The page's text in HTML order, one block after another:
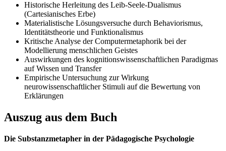
Historische Herleitung des Leib-Seele-Dualismus
(Cartesianisches Erbe)
Materialistische Lösungsversuche durch Behaviorismus,
Identitätstheorie und Funktionalismus
Kritische Analyse der Computermetaphorik bei der
Modellierung menschlichen Geistes
Auswirkungen des kognitionswissenschaftlichen Paradigmas
auf Wissen und Transfer
Empirische Untersuchung zur Wirkung
neurowissenschaftlicher Stimuli auf die Bewertung von
Erklärungen
Auszug aus dem Buch
Die Substanzmetapher in der Pädagogische Psychologie